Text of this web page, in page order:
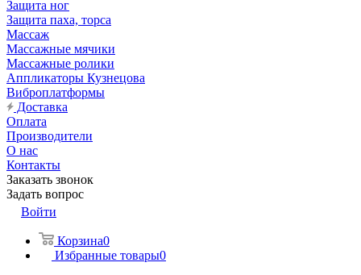
Защита ног
Защита паха, торса
Массаж
Массажные мячики
Массажные ролики
Аппликаторы Кузнецова
Виброплатформы
Доставка
Оплата
Производители
О нас
Контакты
Заказать звонок
Задать вопрос
Войти
Корзина0
Избранные товары0